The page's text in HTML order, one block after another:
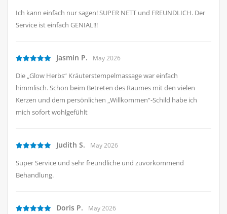
Ich kann einfach nur sagen! SUPER NETT und FREUNDLICH. Der
Service ist einfach GENIAL!!!
Jasmin P. May 2026
Die „Glow Herbs“ Kräuterstempelmassage war einfach
himmlisch. Schon beim Betreten des Raumes mit den vielen
Kerzen und dem persönlichen „Willkommen“-Schild habe ich
mich sofort wohlgefühlt
Judith S. May 2026
Super Service und sehr freundliche und zuvorkommend
Behandlung.
Doris P. May 2026